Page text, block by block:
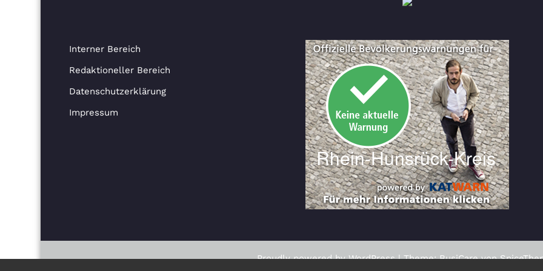
Interner Bereich
Redaktioneller Bereich
Datenschutzerklärung
Impressum
Proudly powered byWordPress| Theme:BusiCarevon